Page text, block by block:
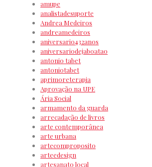
amupe
analistadesuporte
Andrea Medeiros
andreamedeiros
aniversario432anos
aniversariodejaboatao
antonio tabet
antoniotabet
aprimoreterapia
Aprovação na UPE
Ária Social
armamento da guarda
arrecadação de livros
arte contemporânea
arte urbana
artecomproposito
arteedesign
artesanato local